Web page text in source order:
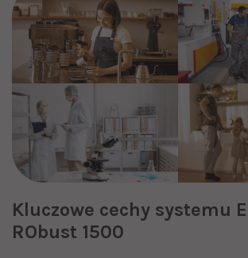
Kluczowe cechy systemu
RObust 1500